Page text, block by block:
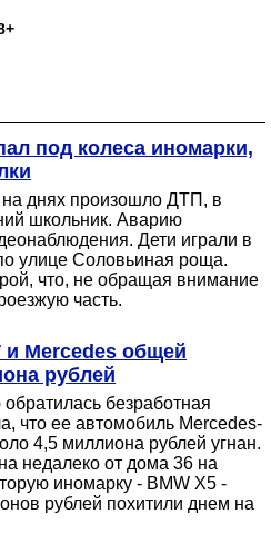
под колеса иномарки,
днях произошло ДТП, в
школьник. Аварию
Дети играли в
улице Соловьиная роща.
что, не обращая внимание
часть.
и Mercedes общей
рублей
безработная
что ее автомобиль Mercedes-
4,5 миллиона рублей угнан.
недалеко от дома 36 на
иномарку - BMW X5 -
рублей похитили днем на